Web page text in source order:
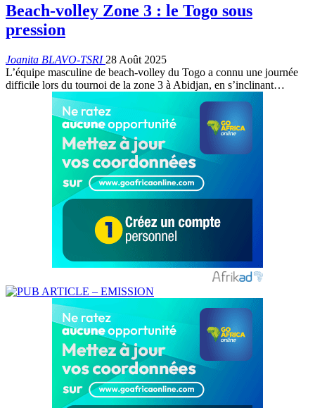
Beach-volley Zone 3 : le Togo sous
pression
Joanita BLAVO-TSRI 28 Août 2025
L’équipe masculine de beach-volley du Togo a connu une journée
difficile lors du tournoi de la zone 3 à Abidjan, en s’inclinant…